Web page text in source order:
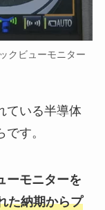
クビューモニター
ている半導体
す。
ーモニターを
た納期からプ